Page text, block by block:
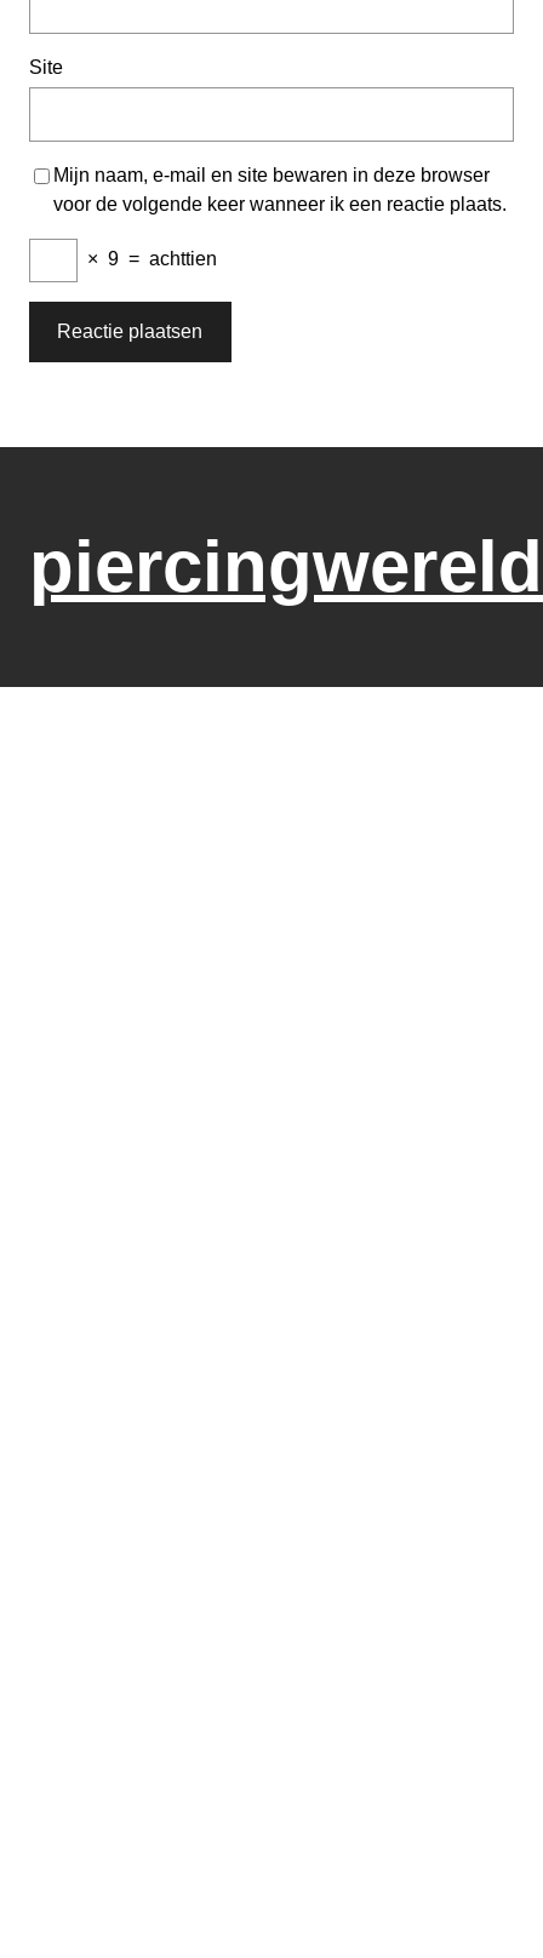
Site
Mijn naam, e-mail en site bewaren in deze browser
voor de volgende keer wanneer ik een reactie plaats.
× 9 = achttien